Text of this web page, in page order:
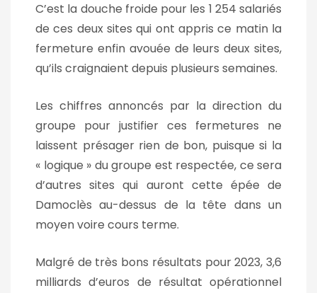
C’est la douche froide pour les 1 254 salariés
de ces deux sites qui ont appris ce matin la
fermeture enfin avouée de leurs deux sites,
qu’ils craignaient depuis plusieurs semaines.
Les chiffres annoncés par la direction du
groupe pour justifier ces fermetures ne
laissent présager rien de bon, puisque si la
« logique » du groupe est respectée, ce sera
d’autres sites qui auront cette épée de
Damoclès au-dessus de la tête dans un
moyen voire cours terme.
Malgré de très bons résultats pour 2023, 3,6
milliards d’euros de résultat opérationnel